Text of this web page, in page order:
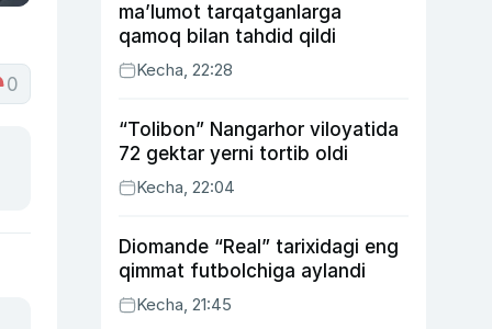
0
ma’lumot tarqatganlarga
qamoq bilan tahdid qildi
Kecha, 22:28
“Tolibon” Nangarhor viloyatida
72 gektar yerni tortib oldi
Kecha, 22:04
Diomande “Real” tarixidagi eng
qimmat futbolchiga aylandi
Kecha, 21:45